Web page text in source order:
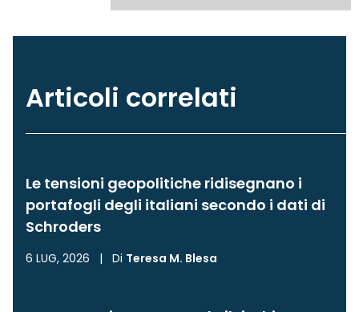
Articoli correlati
Le tensioni geopolitiche ridisegnano i
portafogli degli italiani secondo i dati di
Schroders
6 LUG, 2026 | Di Teresa M. Blesa